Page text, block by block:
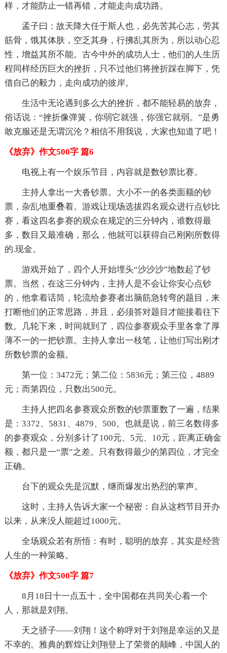
样，才能防止一错再错，才能走向成功路。
孟子曰：故天降大任于斯人也，必先苦其心志，劳其
筋骨，饿其体肤，空乏其身，行拂乱其所为，所以动心忍
性，增益其所不能。古今中外的成功人士，他们的人生历
程同样经历巨大的挫折，只不过他们将挫折踩在脚下，凭
借自己的毅力，走向成功的彼岸。
生活中无论遇到多么大的挫折，都不能轻易的放弃，
俗话说：“挫折像弹簧，你弱它就强，你强它就弱。”是勇
敢克服还是无谓沉沦？相信不用我说，大家也知道了吧！
《放弃》作文500字 篇6
电视上有一个娱乐节目，内容就是数钞票比赛。
主持人拿出一大沓钞票。大小不一的各类面额的钞
票，杂乱地重叠着。游戏让现场选拔四名观众进行点钞比
赛，看这四名参赛的观众在规定的三分钟内，谁数得最
多，数目又最准确，那么，他就可以获得自己刚刚所数得
的.现金。
游戏开始了，四个人开始埋头“沙沙沙”地数起了钞
票。当然，在这三分钟内，主持人是不会让你安心点钞
的，他拿着话筒，轮流给参赛者出脑筋急转弯的题目，来
打断他们的正常思路，并且，必须答对题目才能接着往下
数。几轮下来，时间就到了，四位参赛观众手里各拿了厚
薄不一的一把钞票。主持人拿出一枝笔，让他们写出刚才
所数钞票的金额。
第一位：3472元；第二位：5836元；第三位，4889
元；而第四位，只数出500元。
主持人把四名参赛观众所数的钞票重数了一遍，结果
是：3372、5831、4879、500。也就是说，前三名数得多
的参赛观众，分别多计了100元、5元、10元，距离正确金
额，都只是一“票”之差。只有数得最少的第四位，才完全
正确。
台下的观众先是沉默，继而爆发出热烈的掌声。
这时，主持人告诉大家一个秘密：自从这档节目开办
以来，从来没人能超过1000元。
全场观众若有所悟：有时，聪明的放弃，其实是经营
人生的一种策略。
《放弃》作文500字 篇7
8月18日十一点五十，全中国都在共同关心着一个
人，那就是刘翔。
天之骄子——刘翔！这个称呼对于刘翔是幸运的又是
不幸的。雅典的辉煌让刘翔登上了荣誉的颠峰，中国人的